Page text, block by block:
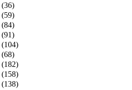
(36)
(59)
(84)
(91)
(104)
(68)
(182)
(158)
(138)